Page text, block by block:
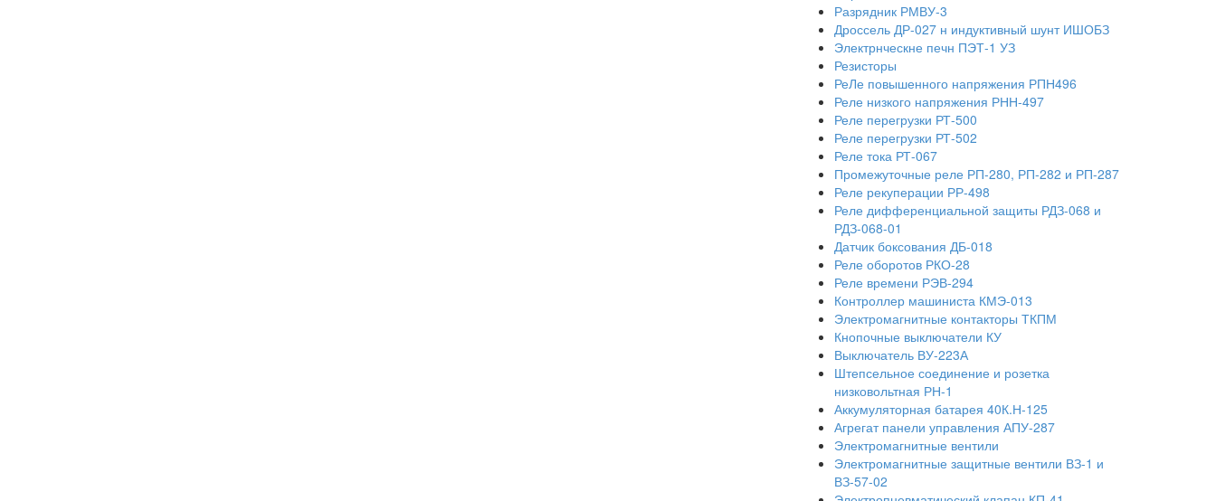
Разрядник РМВУ-3
Дроссель ДР-027 н индуктивный шунт ИШОБЗ
Электрнческне печн ПЭТ-1 УЗ
Резисторы
РеЛе повышенного напряжения РПН496
Реле низкого напряжения РНН-497
Реле перегрузки РТ-500
Реле перегрузки РТ-502
Реле тока РТ-067
Промежуточные реле РП-280, РП-282 и РП-287
Реле рекуперации РР-498
Реле дифференциальной защиты РДЗ-068 и
РДЗ-068-01
Датчик боксования ДБ-018
Реле оборотов РКО-28
Реле времени РЭВ-294
Контроллер машиниста КМЭ-013
Электромагнитные контакторы ТКПМ
Кнопочные выключатели КУ
Выключатель ВУ-223А
Штепсельное соединение и розетка
низковольтная РН-1
Аккумуляторная батарея 40К.Н-125
Агрегат панели управления АПУ-287
Электромагнитные вентили
Электромагнитные защитные вентили ВЗ-1 и
ВЗ-57-02